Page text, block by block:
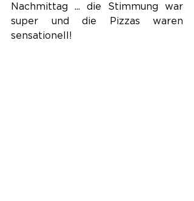
Nachmittag ... die Stimmung war
super und die Pizzas waren
sensationell!